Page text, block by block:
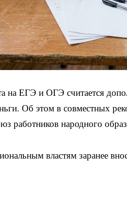
ЕГЭ и ОГЭ считается
Об этом в совместных
работников народного
властям заранее